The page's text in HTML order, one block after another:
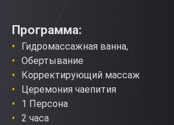
Программа:
Гидромассажная ванна,
Обертывание
Корректирующий массаж
Церемония чаепития
1 Персона
2 часа